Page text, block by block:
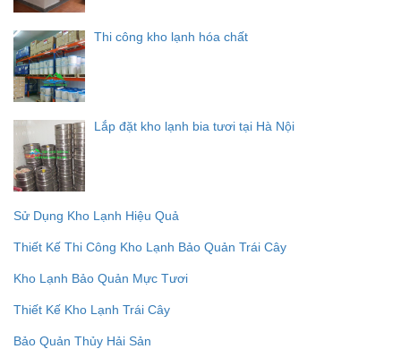
Thi công kho lạnh hóa chất
Lắp đặt kho lạnh bia tươi tại Hà Nội
Sử Dụng Kho Lạnh Hiệu Quả
Thiết Kế Thi Công Kho Lạnh Bảo Quản Trái Cây
Kho Lạnh Bảo Quản Mực Tươi
Thiết Kế Kho Lạnh Trái Cây
Bảo Quản Thủy Hải Sản